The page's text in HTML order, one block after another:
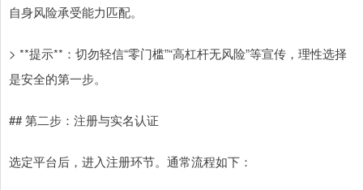
自身风险承受能力匹配。
> **提示**：切勿轻信“零门槛”“高杠杆无风险”等宣传，理性选择
是安全的第一步。
## 第二步：注册与实名认证
选定平台后，进入注册环节。通常流程如下：